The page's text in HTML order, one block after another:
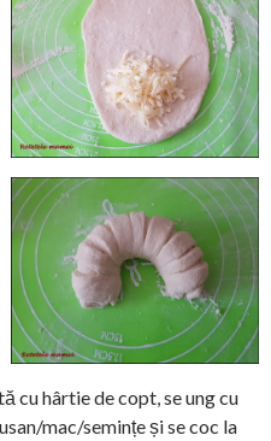
cu hârtie de copt, se ung cu
mac/semințe și se coc la